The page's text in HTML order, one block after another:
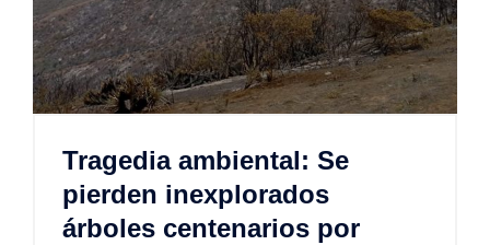
Tragedia ambiental: Se
pierden inexplorados
árboles centenarios por